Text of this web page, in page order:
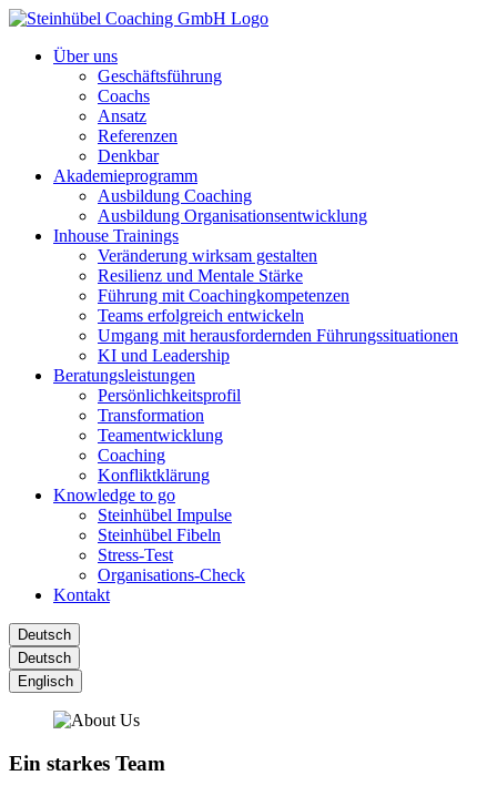
Über uns
Geschäftsführung
Coachs
Ansatz
Referenzen
Denkbar
Akademieprogramm
Ausbildung Coaching
Ausbildung Organisationsentwicklung
Inhouse Trainings
Veränderung wirksam gestalten
Resilienz und Mentale Stärke
Führung mit Coachingkompetenzen
Teams erfolgreich entwickeln
Umgang mit herausfordernden Führungssituationen
KI und Leadership
Beratungsleistungen
Persönlichkeitsprofil
Transformation
Teamentwicklung
Coaching
Konfliktklärung
Knowledge to go
Steinhübel Impulse
Steinhübel Fibeln
Stress-Test
Organisations-Check
Kontakt
Deutsch
Deutsch
Englisch
Ein starkes Team